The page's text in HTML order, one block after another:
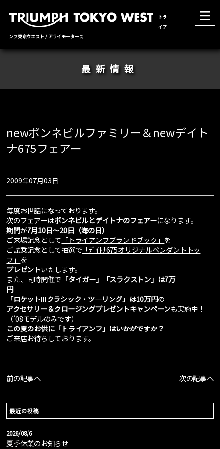
トラ
イア
ンフ東京ウエスト / アライモータース
最新情報
newボンネビルファミリー＆newデイト
ナ675フェアー
2009年07月03日
毎度お世話になっております。
次のフェアーはボンネビルとデイトナのフェアーになります。
期間が7月10日～20日（海の日）
ご来場記念として 「トライアンフブランドブック」 を
ご試乗記念として抽選で 「ﾃﾞｲﾄﾅ675オリジナルペンダントトッ
プ」 を
プレゼントいたします。
また、同時開催で 「タイガー」「スラクストン」は7万
円
「ロケットⅢクラシック・ツーリング」は10万円の
アクセサリー＆クロージングプレゼントキャンペーンも実施中！
（’08モデルのみです）
この夏のお供に「トライアンフ」はいかがですか？
ご来店お待ちしております。
前の記事へ 次の記事へ
最近の投稿
2026/08/6
夏季休業のお知らせ